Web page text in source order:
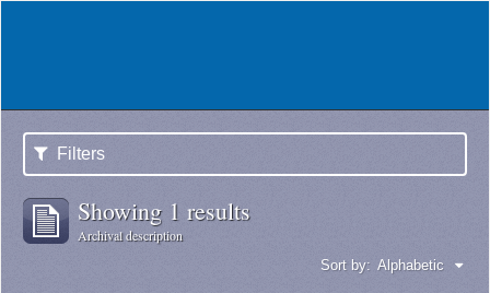
Filters
Showing 1 results
Archival description
Sort by: Alphabetic